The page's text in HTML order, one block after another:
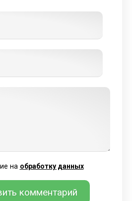
на обработку данных
комментарий